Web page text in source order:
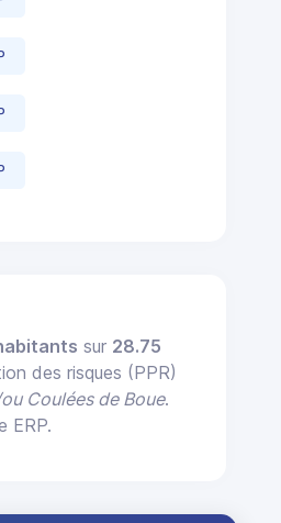
sur 28.75
des risques (PPR)
Coulées de Boue.
ERP.